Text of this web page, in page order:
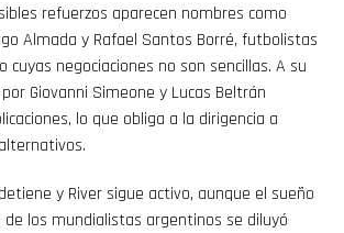
refuerzos aparecen nombres como
Almada y Rafael Santos Borré, futbolistas
cuyas negociaciones no son sencillas. A su
Giovanni Simeone y Lucas Beltrán
lo que obliga a la dirigencia a
y River sigue activo, aunque el sueño
los mundialistas argentinos se diluyó
Flipboard